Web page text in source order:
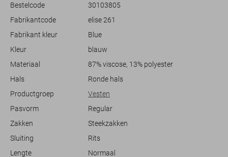
Combineer het met een lichte broek voor een frisse zomerlook of
draag het over een eenvoudig topje om je outfit net dat beetje extra te
geven. Of je nu een wandeling door het park maakt of gezellig op een
Bestelcode
30103805
Fabrikantcode
elise 261
Fabrikant kleur
Blue
Kleur
blauw
Materiaal
87% viscose, 13% polyester
Hals
Ronde hals
Productgroep
Vesten
Pasvorm
Regular
Zakken
Steekzakken
Sluiting
Rits
Lengte
Normaal